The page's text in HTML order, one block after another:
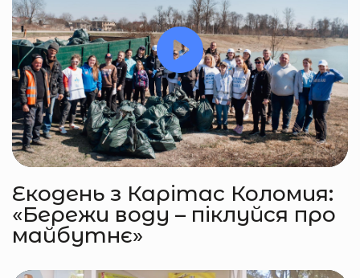
Екодень з Карітас Коломия:
«Бережи воду – піклуйся про
майбутнє»